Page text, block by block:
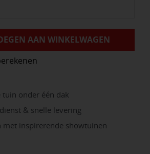
AAN WINKELWAGEN
onder één dak
& snelle levering
met inspirerende showtuinen